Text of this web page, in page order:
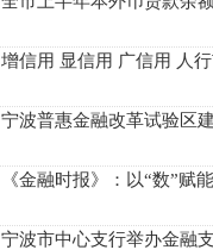
增信用 显信用 广信用 人
宁波普惠金融改革试验区
《金融时报》：以“数”赋
宁波市中心支行举办金融